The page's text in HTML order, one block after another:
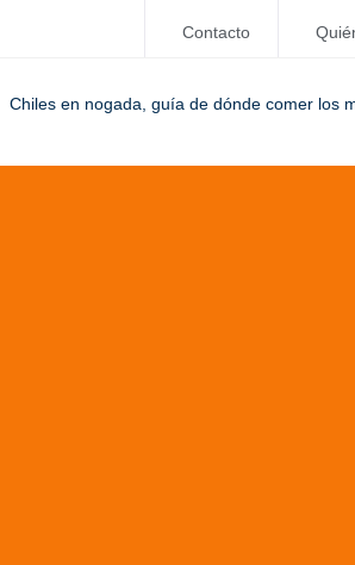
Contacto
Chiles en nogada, guía de dónde comer los